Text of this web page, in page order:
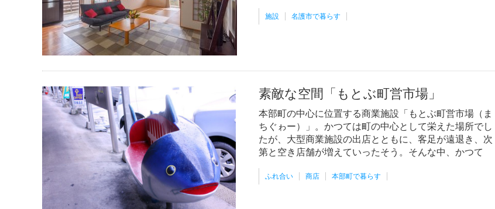
施設 名護市で暮らす
素敵な空間「もとぶ町営市場」
本部町の中心に位置する商業施設「もとぶ町営市場（ま
ちぐゎー）」。かつては町の中心として栄えた場所でし
たが、大型商業施設の出店とともに、客足が遠退き、次
第と空き店舗が増えていったそう。そんな中、かつて
ふれ合い 商店 本部町で暮らす